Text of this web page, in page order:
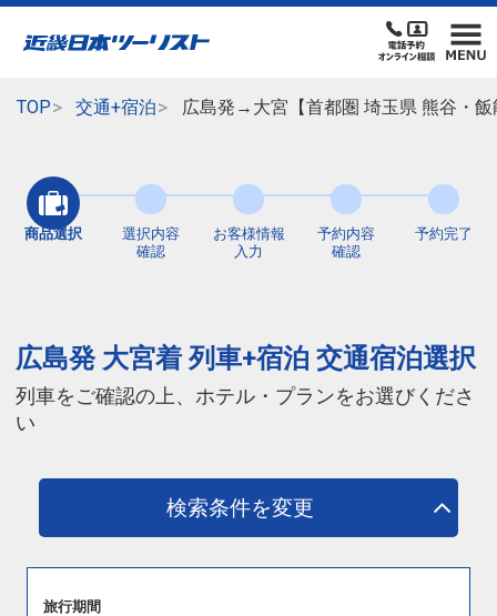
TOP 交通+宿泊 広島発→大宮【首都圏 埼玉県 熊谷・
商品選択
選択内容
確認
お客様情報
入力
予約内容
確認
予約完了
広島発 大宮着 列車+宿泊 交通宿泊選択
列車をご確認の上、ホテル・プランをお選びくださ
い
検索条件を変更
旅行期間